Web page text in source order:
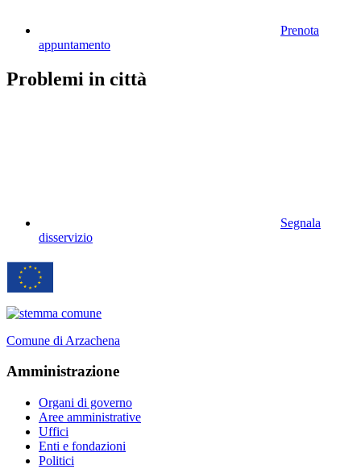
Prenota
appuntamento
Problemi in città
Segnala
disservizio
Comune di Arzachena
Amministrazione
Organi di governo
Aree amministrative
Uffici
Enti e fondazioni
Politici